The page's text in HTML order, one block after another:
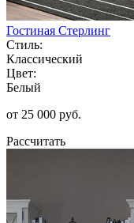
Гостиная Стерлинг
Стиль:
Классический
Цвет:
Белый
от 25 000 руб.
Рассчитать